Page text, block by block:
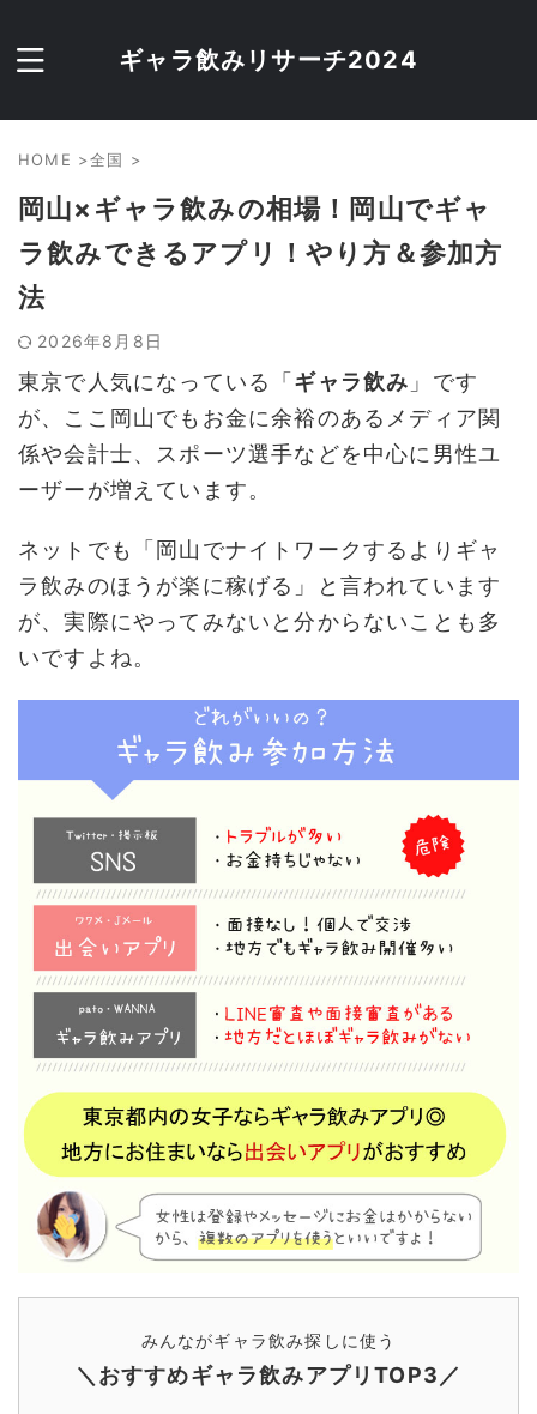
ギャラ飲みリサーチ2024
HOME >全国 >
岡山×ギャラ飲みの相場！岡山でギャ
ラ飲みできるアプリ！やり方＆参加方
法
2026年8月8日
東京で人気になっている「 ギャラ飲み 」です
が、ここ岡山でもお金に余裕のあるメディア関
係や会計士、スポーツ選手などを中心に男性ユ
ーザーが増えています。
ネットでも「岡山でナイトワークするよりギャ
ラ飲みのほうが楽に稼げる」と言われています
が、実際にやってみないと分からないことも多
いですよね。
みんながギャラ飲み探しに使う
＼おすすめギャラ飲みアプリTOP3／